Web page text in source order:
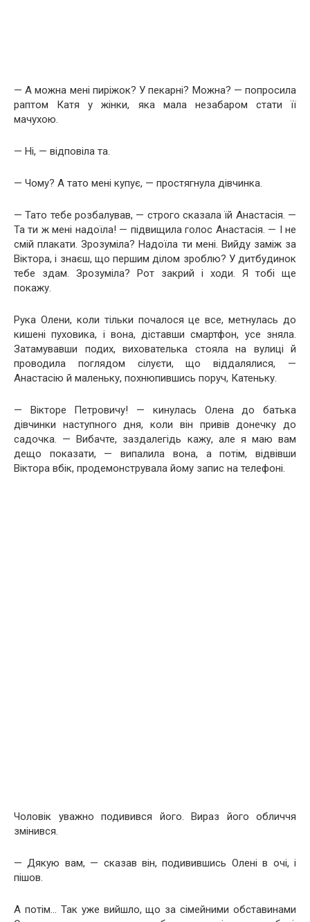
— А можна мені пиріжок? У пекарні? Можна? — попросила
раптом Катя у жінки, яка мала незабаром стати її
мачухою.
— Ні, — відповіла та.
— Чому? А тато мені купує, — простягнула дівчинка.
— Тато тебе розбалував, — строго сказала їй Анастасія. —
Та ти ж мені надоїла! — підвищила голос Анастасія. — І не
смій плакати. Зрозуміла? Надоїла ти мені. Вийду заміж за
Віктора, і знаєш, що першим ділом зроблю? У дитбудинок
тебе здам. Зрозуміла? Рот закрий і ходи. Я тобі ще
покажу.
Рука Олени, коли тільки почалося це все, метнулась до
кишені пуховика, і вона, діставши смартфон, усе зняла.
Затамувавши подих, вихователька стояла на вулиці й
проводила поглядом сілуєти, що віддалялися, —
Анастасію й маленьку, похнюпившись поруч, Катеньку.
— Вікторе Петровичу! — кинулась Олена до батька
дівчинки наступного дня, коли він привів донечку до
садочка. — Вибачте, заздалегідь кажу, але я маю вам
дещо показати, — випалила вона, а потім, відвівши
Віктора вбік, продемонструвала йому запис на телефоні.
Чоловік уважно подивився його. Вираз його обличчя
змінився.
— Дякую вам, — сказав він, подивившись Олені в очі, і
пішов.
А потім… Так уже вийшло, що за сімейними обставинами